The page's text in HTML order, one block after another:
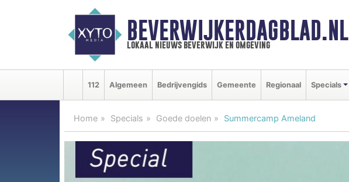
BEVERWIJKERDAGBLAD.NL
lokaal nieuws beverwijk en omgeving
112 Algemeen Bedrijvengids Gemeente Regionaal Specials
Home Specials Goede doelen Summercamp Ameland